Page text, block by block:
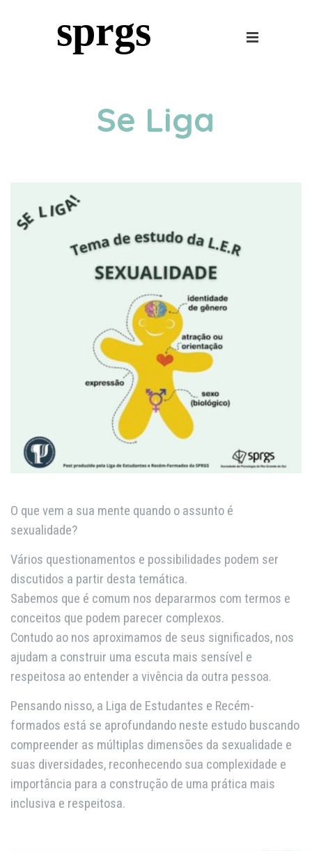
sprgs
Se Liga
O que vem a sua mente quando o assunto é
sexualidade?
Vários questionamentos e possibilidades podem ser
discutidos a partir desta temática.
Sabemos que é comum nos depararmos com termos e
conceitos que podem parecer complexos.
Contudo ao nos aproximamos de seus significados, nos
ajudam a construir uma escuta mais sensível e
respeitosa ao entender a vivência da outra pessoa.
Pensando nisso, a Liga de Estudantes e Recém-
formados está se aprofundando neste estudo buscando
compreender as múltiplas dimensões da sexualidade e
suas diversidades, reconhecendo sua complexidade e
importância para a construção de uma prática mais
inclusiva e respeitosa.